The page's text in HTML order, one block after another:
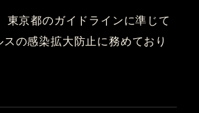
東京都のガイドラインに準じて
の感染拡大防止に務めており